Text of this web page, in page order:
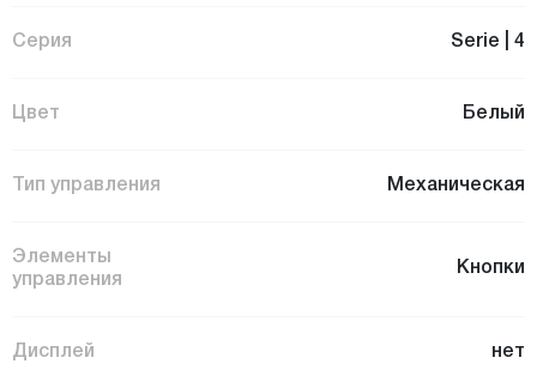
Серия Serie | 4
Цвет Белый
Тип управления Механическая
Элементы
управления
Кнопки
Дисплей нет